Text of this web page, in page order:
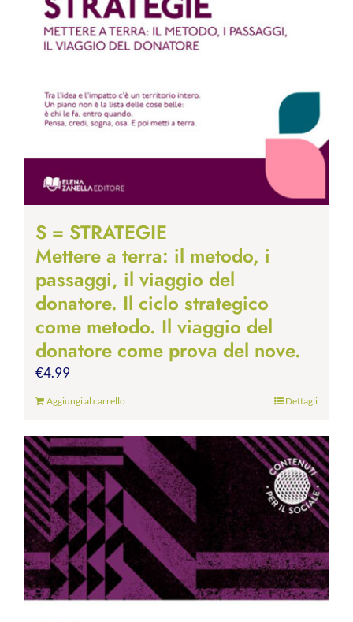
S = STRATEGIE
Mettere a terra: il metodo, i
passaggi, il viaggio del
donatore. Il ciclo strategico
come metodo. Il viaggio del
donatore come prova del nove.
€4.99
Aggiungi al carrello Dettagli